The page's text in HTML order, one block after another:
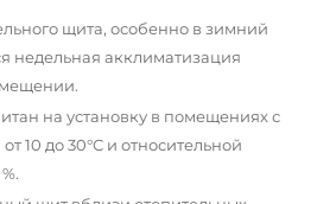
щита, особенно в зимний
недельная акклиматизация
на установку в помещениях с
10 до 30°С и относительной